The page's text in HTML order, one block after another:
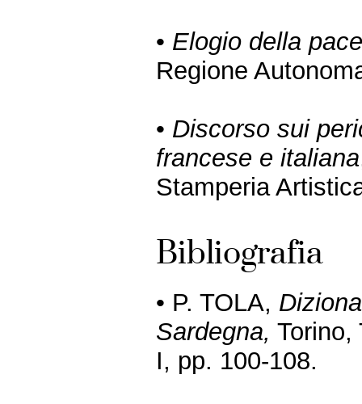
• Elogio della pace
Regione
• Discorso sui
francese e italiana
Stamperia
Bibliografia
• P. TOLA,
Sardegna, Torino,
I, pp. 100-108.